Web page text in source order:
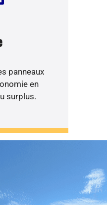
panneaux
en
surplus.